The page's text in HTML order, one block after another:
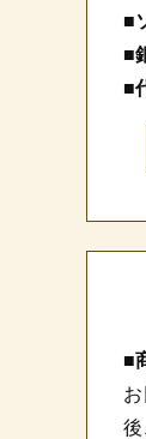
■
■
■
■
後